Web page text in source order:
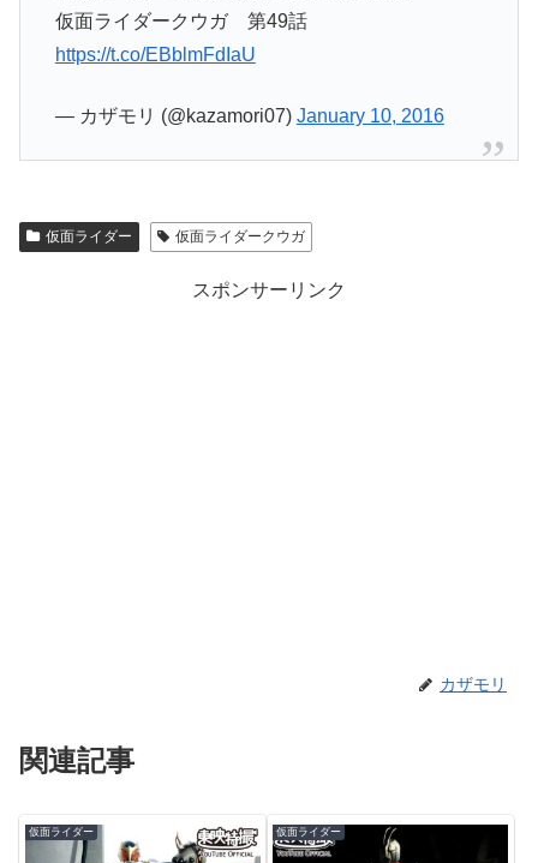
仮面ライダークウガ 第49話
https://t.co/EBblmFdIaU
— カザモリ (@kazamori07) January 10, 2016
仮面ライダー 仮面ライダークウガ
スポンサーリンク
カザモリ
関連記事
仮面ライダー 仮面ライダー